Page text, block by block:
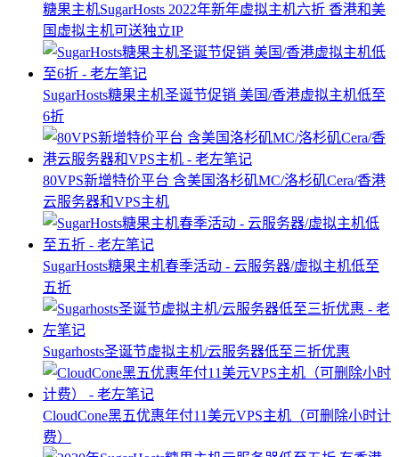
糖果主机SugarHosts 2022年新年虚拟主机六折 香港和美
国虚拟主机可送独立IP
SugarHosts糖果主机圣诞节促销 美国/香港虚拟主机低至
6折
80VPS新增特价平台 含美国洛杉矶MC/洛杉矶Cera/香港
云服务器和VPS主机
SugarHosts糖果主机春季活动 - 云服务器/虚拟主机低至
五折
Sugarhosts圣诞节虚拟主机/云服务器低至三折优惠
CloudCone黑五优惠年付11美元VPS主机（可删除小时计
费）